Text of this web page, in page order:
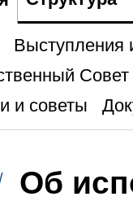
Выступления
Совет
и советы
Об